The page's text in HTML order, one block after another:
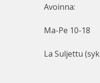
Avoinna:
Ma-Pe 10-18
La Suljettu